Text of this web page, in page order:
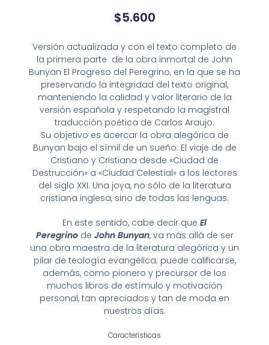
$5.600
Versión actualizada y con el texto completo de
la primera parte de la obra inmortal de John
Bunyan El Progreso del Peregrino, en la que se ha
preservando la integridad del texto original,
manteniendo la calidad y valor literario de la
versión española y respetando la magistral
traducción poética de Carlos Araujo.
Su objetivo es acercar la obra alegórica de
Bunyan bajo el símil de un sueño: El viaje de de
Cristiano y Cristiana desde «Ciudad de
Destrucción» a «Ciudad Celestial» a los lectores
del siglo XXI. Una joya, no sólo de la literatura
cristiana inglesa, sino de todas las lenguas.
En este sentido, cabe decir que El
Peregrinode John Bunyan, va más allá de ser
una obra maestra de la literatura alegórica y un
pilar de teología evangélica; puede calificarse,
además, como pionero y precursor de los
muchos libros de estímulo y motivación
personal, tan apreciados y tan de moda en
nuestros días.
Características